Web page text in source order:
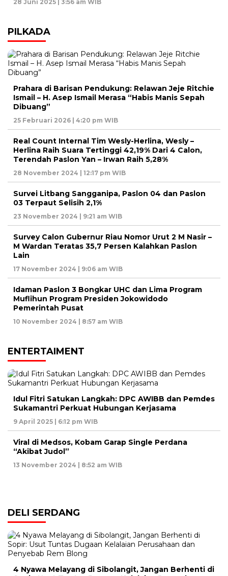
28 Juni 2025 | 3:56 am WIB
PILKADA
Prahara di Barisan Pendukung: Relawan Jeje Ritchie
Ismail – H. Asep Ismail Merasa “Habis Manis Sepah
Dibuang”
25 Februari 2026 | 4:20 pm WIB
Real Count Internal Tim Wesly-Herlina, Wesly –
Herlina Raih Suara Tertinggi 42,19% Dari 4 Calon,
Terendah Paslon Yan – Irwan Raih 5,28%
28 November 2024 | 12:17 pm WIB
Survei Litbang Sangganipa, Paslon 04 dan Paslon
03 Terpaut Selisih 2,1%
23 November 2024 | 9:21 am WIB
Survey Calon Gubernur Riau Nomor Urut 2 M Nasir –
M Wardan Teratas 35,7 Persen Kalahkan Paslon
Lain
17 November 2024 | 9:06 am WIB
Idaman Paslon 3 Bongkar UHC dan Lima Program
Muflihun Program Presiden Jokowidodo
Pemerintah Pusat
10 November 2024 | 8:57 am WIB
ENTERTAIMENT
Idul Fitri Satukan Langkah: DPC AWIBB dan Pemdes
Sukamantri Perkuat Hubungan Kerjasama
9 April 2025 | 6:12 pm WIB
Viral di Medsos, Kobam Garap Single Perdana
“Akibat Judol”
13 November 2024 | 8:52 am WIB
DELI SERDANG
4 Nyawa Melayang di Sibolangit, Jangan Berhenti di